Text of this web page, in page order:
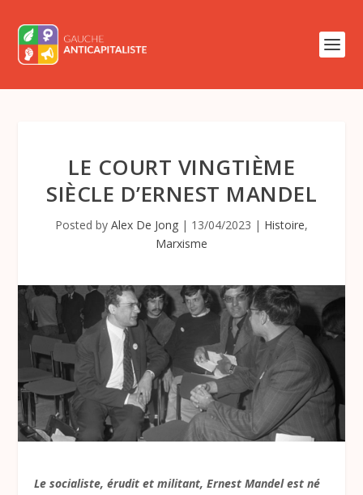
LE COURT VINGTIÈME
SIÈCLE D’ERNEST MANDEL
Posted by Alex De Jong | 13/04/2023 | Histoire,
Marxisme
Le socialiste, érudit et militant, Ernest Mandel est né